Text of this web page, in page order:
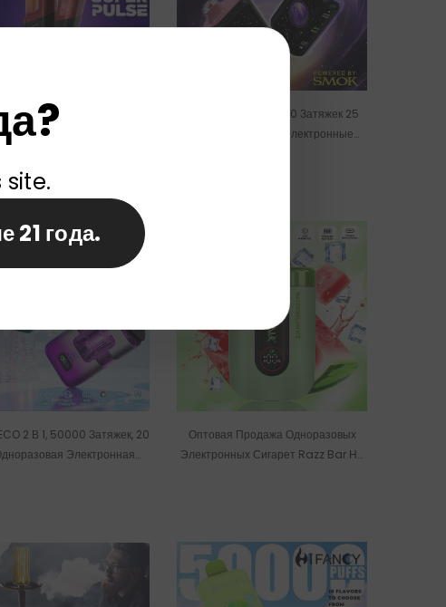
Вейп Geek Bar Clio
50000 Затяжек, 16 Мл,
SPACEMAN SP 50000 Затяжек 25
Мл Одноразовые Электронные
2 В 1, 50000 Затяжек, 20
Электронная
Оптовая Продажа Одноразовых
Электронных Сигарет Razz Bar На
21 года.